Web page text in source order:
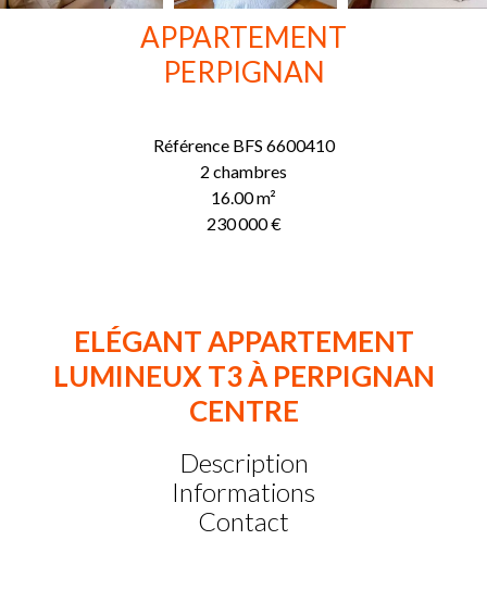
APPARTEMENT
PERPIGNAN
RéférenceBFS 6600410
2 chambres
16.00m²
230 000 €
ELÉGANT APPARTEMENT
LUMINEUX T3 À PERPIGNAN
CENTRE
Description
Informations
Contact